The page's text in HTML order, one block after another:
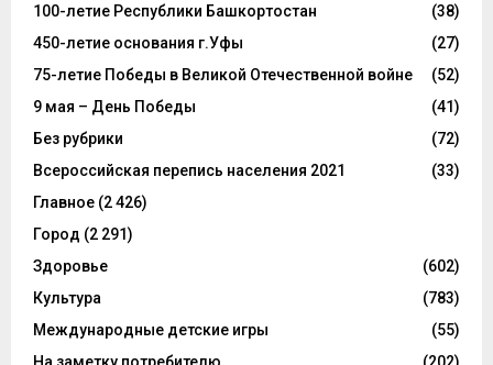
100-летие Республики Башкортостан
(38)
450-летие основания г.Уфы
(27)
75-летие Победы в Великой Отечественной войне
(52)
9 мая – День Победы
(41)
Без рубрики
(72)
Всероссийская перепись населения 2021
(33)
Главное (2 426)
Город (2 291)
Здоровье
(602)
Культура
(783)
Международные детские игры
(55)